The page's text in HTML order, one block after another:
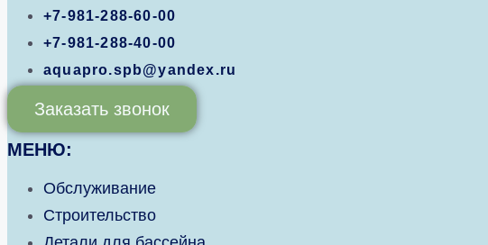
+7-981-288-60-00
+7-981-288-40-00
aquapro.spb@yandex.ru
Заказать звонок
МЕНЮ:
Обслуживание
Строительство